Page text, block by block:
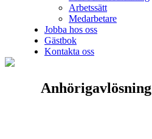
Arbetssätt
Medarbetare
Jobba hos oss
Gästbok
Kontakta oss
Anhörigavlösning